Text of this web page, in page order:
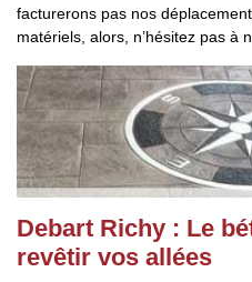
facturerons pas nos
matériels, alors, n’hésitez pas à
Debart Richy : Le
revêtir vos allées